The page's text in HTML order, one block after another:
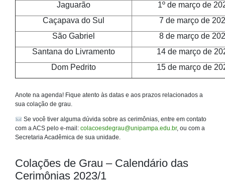
Jaguarão
1º de março de
Caçapava do Sul
7 de março de
São Gabriel
8 de março de
Santana do Livramento
14 de março de
Dom Pedrito
15 de março de
Anote na agenda! Fique atento às datas e aos prazos relacionados a
sua colação de grau.
Se você tiver alguma dúvida sobre as cerimônias, entre em contato
com a ACS pelo e-mail: colacoesdegrau@unipampa.edu.br, ou com a
Secretaria Acadêmica de sua unidade.
Colações de Grau – Calendário das
Cerimônias 2023/1